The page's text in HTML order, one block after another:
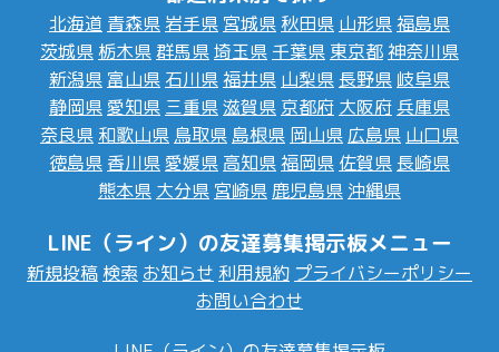
北海道 青森県 岩手県 宮城県 秋田県 山形県福島県
茨城県 栃木県群馬県埼玉県 千葉県 東京都神奈川県
新潟県 富山県 石川県福井県 山梨県 長野県 岐阜県
静岡県愛知県 三重県滋賀県 京都府 大阪府 兵庫県
奈良県 和歌山県 鳥取県 島根県 岡山県 広島県 山口県
徳島県 香川県愛媛県 高知県福岡県 佐賀県 長崎県
熊本県 大分県 宮崎県 鹿児島県 沖縄県
LINE（ライン）の友達募集掲示板メニュー
新規投稿 検索 お知らせ 利用規約 プライバシーポリシー
お問い合わせ